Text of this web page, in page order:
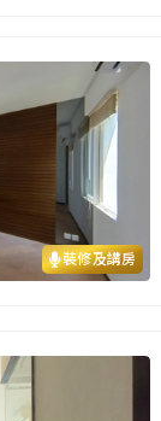
裝修及講房